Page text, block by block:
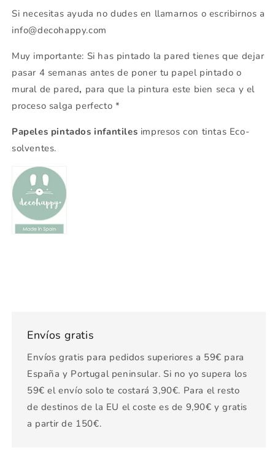
Si necesitas ayuda no dudes en llamarnos o escribirnos a
info@decohappy.com
Muy importante: Si has pintado la pared tienes que dejar
pasar 4 semanas antes de poner tu papel pintado o
mural de pared, para que la pintura este bien seca y el
proceso salga perfecto *
Papeles pintados infantiles impresos con tintas Eco-
solventes.
Envíos gratis
Envíos gratis para pedidos superiores a 59€ para
España y Portugal peninsular. Si no yo supera los
59€ el envío solo te costará 3,90€. Para el resto
de destinos de la EU el coste es de 9,90€ y gratis
a partir de 150€.